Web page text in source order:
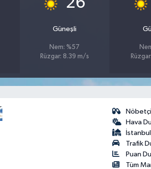
Güneşli
Nem: %57
Rüzgar: 8.39 m/s
Hava
Trafik
Puan
Tüm